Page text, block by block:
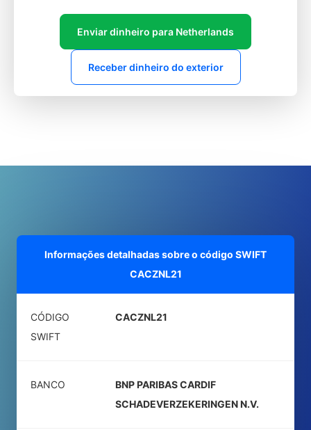
Enviar dinheiro para Netherlands
Receber dinheiro do exterior
Informações detalhadas sobre o código SWIFT
CACZNL21
CÓDIGO
SWIFT
CACZNL21
BANCO
BNP PARIBAS CARDIF
SCHADEVERZEKERINGEN N.V.